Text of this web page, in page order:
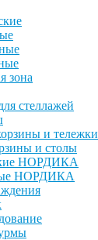
зона
стеллажей
и тележки
и столы
НОРДИКА
НОРДИКА